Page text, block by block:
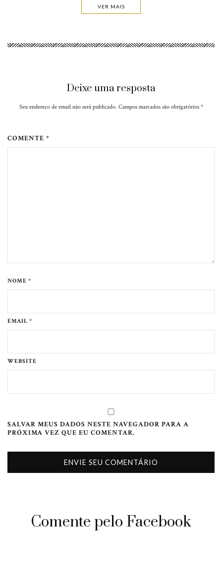
VER MAIS
Deixe uma resposta
Seu endereço de email não será publicado. Campos marcados são obrigatórios *
COMENTE *
NOME *
EMAIL *
WEBSITE
SALVAR MEUS DADOS NESTE NAVEGADOR PARA A
PRÓXIMA VEZ QUE EU COMENTAR.
Comente pelo Facebook